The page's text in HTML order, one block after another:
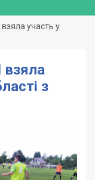
участь у
з